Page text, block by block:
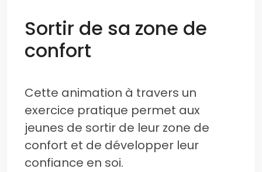
Sortir de sa zone de
confort
Cette animation à travers un
exercice pratique permet aux
jeunes de sortir de leur zone de
confort et de développer leur
confiance en soi.